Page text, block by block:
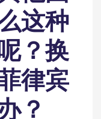
这种
？换
律宾
？